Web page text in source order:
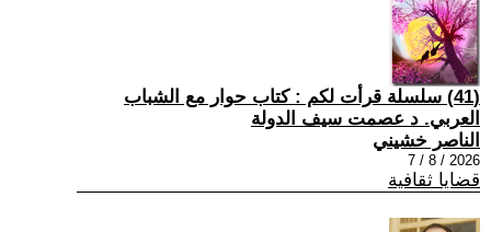
(41) سلسلة قرأت لكم : كتاب حوار مع الشباب
العربي. د عصمت سيف الدولة
الناصر خشيني
2026 / 8 / 7
قضايا ثقافية